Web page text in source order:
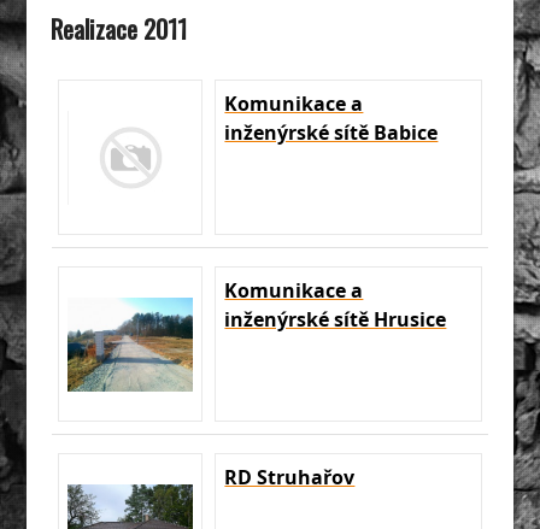
Realizace 2011
Komunikace a
inženýrské sítě Babice
Komunikace a
inženýrské sítě Hrusice
RD Struhařov